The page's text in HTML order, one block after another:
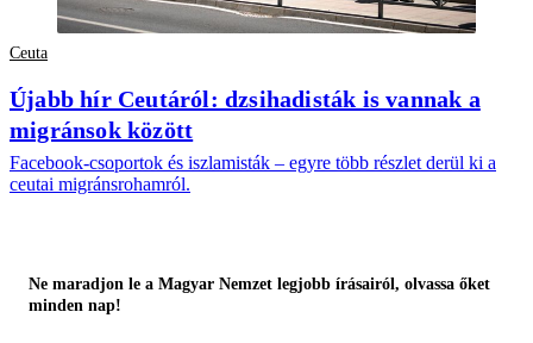
Ceuta
Újabb hír Ceutáról: dzsihadisták is vannak a
migránsok között
Facebook-csoportok és iszlamisták – egyre több részlet derül ki a
ceutai migránsrohamról.
Ne maradjon le a Magyar Nemzet legjobb írásairól, olvassa őket
minden nap!